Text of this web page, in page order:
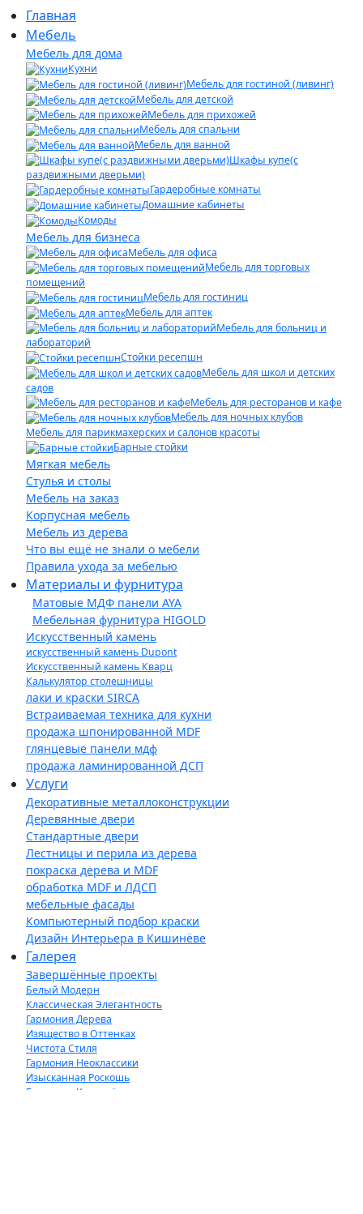
Главная
Мебель
Мебель для дома
Кухни
Мебель для гостиной (ливинг)
Мебель для детской
Мебель для прихожей
Мебель для спальни
Мебель для ванной
Шкафы купе(с
раздвижными дверьми)
Гардеробные комнаты
Домашние кабинеты
Комоды
Мебель для бизнеса
Мебель для офиса
Мебель для торговых
помещений
Мебель для гостиниц
Мебель для аптек
Мебель для больниц и
лабораторий
Стойки ресепшн
Мебель для школ и детских
садов
Мебель для ресторанов и кафе
Мебель для ночных клубов
Мебель для парикмахерских и салонов красоты
Барные стойки
Мягкая мебель
Стулья и столы
Мебель на заказ
Корпусная мебель
Мебель из дерева
Что вы ещё не знали о мебели
Правила ухода за мебелью
Материалы и фурнитура
Матовые МДФ панели AYA
Мебельная фурнитура HIGOLD
Искусственный камень
искусственный камень Dupont
Искусственный камень Кварц
Калькулятор столешницы
лаки и краски SIRCA
Встраиваемая техника для кухни
продажа шпонированной MDF
глянцевые панели мдф
продажа ламинированной ДСП
Услуги
Декоративные металлоконструкции
Деревянные двери
Стандартные двери
Лестницы и перила из дерева
покраска дерева и MDF
обработка MDF и ЛДСП
мебельные фасады
Компьютерный подбор краски
Дизайн Интерьера в Кишинёве
Галерея
Завершённые проекты
Белый Модерн
Классическая Элегантность
Гармония Дерева
Изящество в Оттенках
Чистота Стиля
Гармония Неоклассики
Изысканная Роскошь
Барокко в Кишинёве